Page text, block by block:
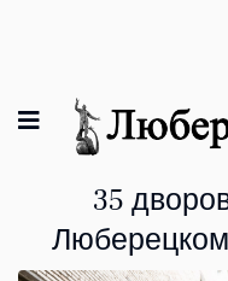
35
Люберецком